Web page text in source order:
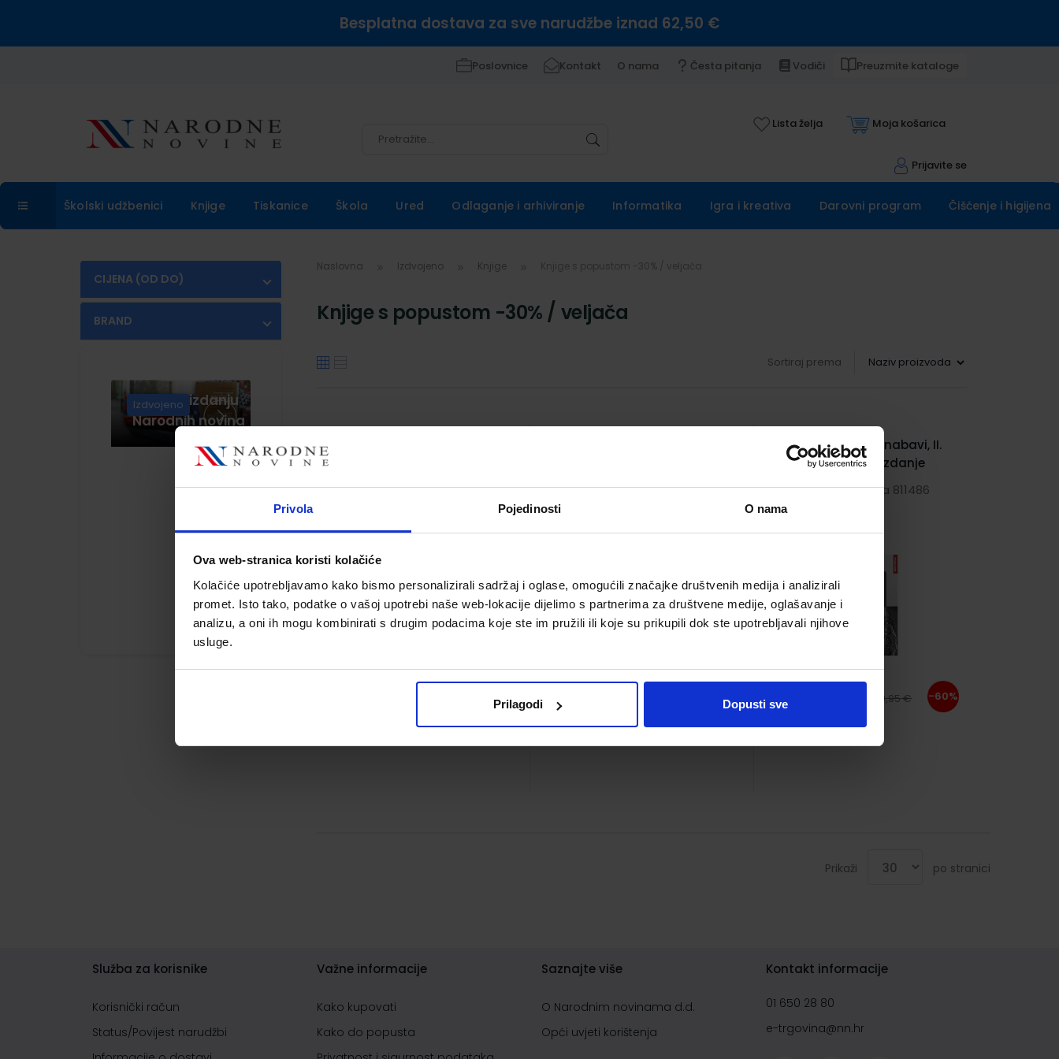
Privola Pojedinosti O nama
Ova web-stranica koristi kolačiće
Kolačiće upotrebljavamo kako bismo personalizirali sadržaj i oglase, omogućili značajke društvenih medija i analizirali
promet. Isto tako, podatke o vašoj upotrebi naše web-lokacije dijelimo s partnerima za društvene medije, oglašavanje i
analizu, a oni ih mogu kombinirati s drugim podacima koje ste im pružili ili koje su prikupili dok ste upotrebljavali njihove
usluge.
Prilagodi Dopusti sve
Besplatna dostava za sve narudžbe iznad 62,50 €
Poslovnice Kontakt O nama Česta pitanja Vodiči Preuzmite kataloge
Lista želja Moja košarica
Prijavite se
Školski udžbenici Knjige Tiskanice Škola Ured Odlaganje i arhiviranje Informatika Igra i kreativa Darovni program Čišćenje i higijena
CIJENA (OD DO)
BRAND
Knjige u izdanju
Narodnih novina
Izdvojeno
Naslovna Izdvojeno Knjige
Knjige s popustom -30% / veljača
Sortiraj prema
Šifra proizvoda 811504
Šifra proizvoda 811473
Zakon o javnoj nabavi, II.
izmijenjeno izdanje
Šifra proizvoda 811486
9,95 € -60%
Prikaži po stranici
Služba za korisnike
Korisnički račun
Status/Povijest narudžbi
Važne informacije
Kako kupovati
Kako do popusta
Saznajte više
O Narodnim novinama d.d.
Opći uvjeti korištenja
Kontakt informacije
01 650 28 80
e-trgovina@nn.hr